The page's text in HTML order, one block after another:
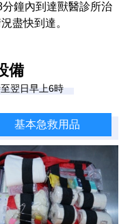
鐘內到達獸醫診所治
盡快到達。
備
翌日早上6時
基本急救用品